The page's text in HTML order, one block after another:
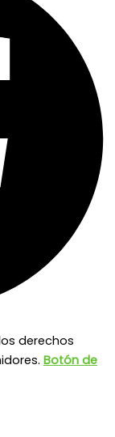
derechos
Botón de